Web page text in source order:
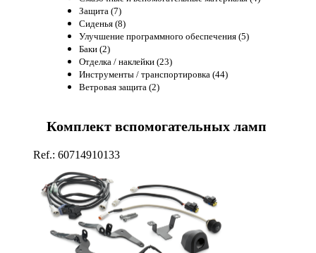
Защита (7)
Сиденья (8)
Улучшение программного обеспечения (5)
Баки (2)
Отделка / наклейки (23)
Инструменты / транспортировка (44)
Ветровая защита (2)
Комплект вспомогательных ламп
Ref.: 60714910133